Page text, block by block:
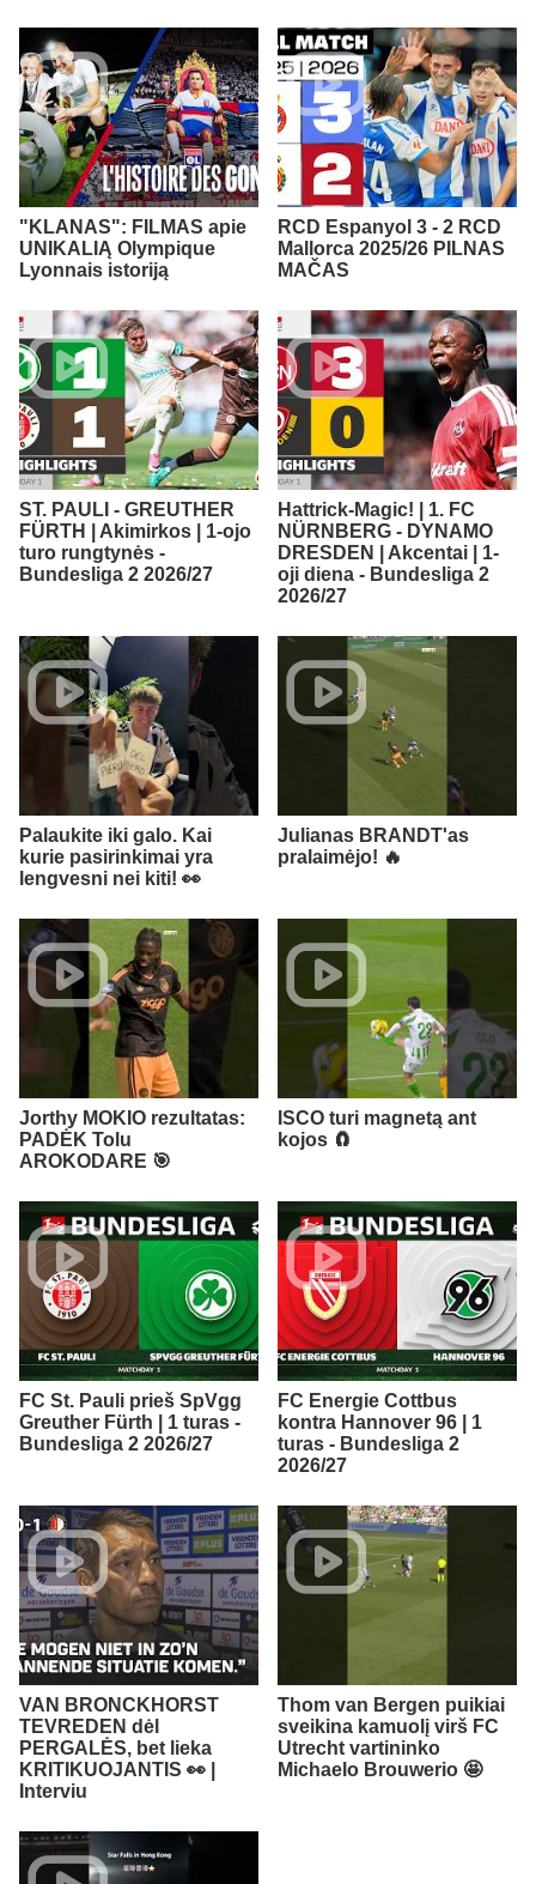
"KLANAS": FILMAS apie
UNIKALIĄ Olympique
Lyonnais istoriją
RCD Espanyol 3 - 2 RCD
Mallorca 2025/26 PILNAS
MAČAS
ST. PAULI - GREUTHER
FÜRTH | Akimirkos | 1-ojo
turo rungtynės -
Bundesliga 2 2026/27
Hattrick-Magic! | 1. FC
NÜRNBERG - DYNAMO
DRESDEN | Akcentai | 1-
oji diena - Bundesliga 2
2026/27
Palaukite iki galo. Kai
kurie pasirinkimai yra
lengvesni nei kiti! 👀
Julianas BRANDT'as
pralaimėjo! 🔥
Jorthy MOKIO rezultatas:
PADĖK Tolu
AROKODARE 🎯
ISCO turi magnetą ant
kojos 🧲
FC St. Pauli prieš SpVgg
Greuther Fürth | 1 turas -
Bundesliga 2 2026/27
FC Energie Cottbus
kontra Hannover 96 | 1
turas - Bundesliga 2
2026/27
VAN BRONCKHORST
TEVREDEN dėl
PERGALĖS, bet lieka
KRITIKUOJANTIS 👀 |
Interviu
Thom van Bergen puikiai
sveikina kamuolį virš FC
Utrecht vartininko
Michaelo Brouwerio 🤩